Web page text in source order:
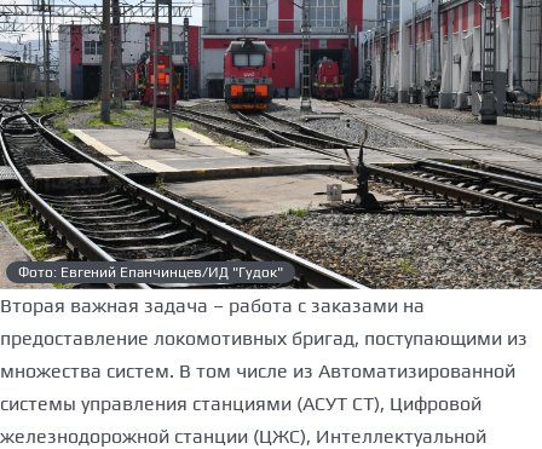
Фото: Евгений Епанчинцев/ИД "Гудок"
Вторая важная задача – работа с заказами на
предоставление локомотивных бригад, поступающими из
множества систем. В том числе из Автоматизированной
системы управления станциями (АСУТ СТ), Цифровой
железнодорожной станции (ЦЖС), Интеллектуальной